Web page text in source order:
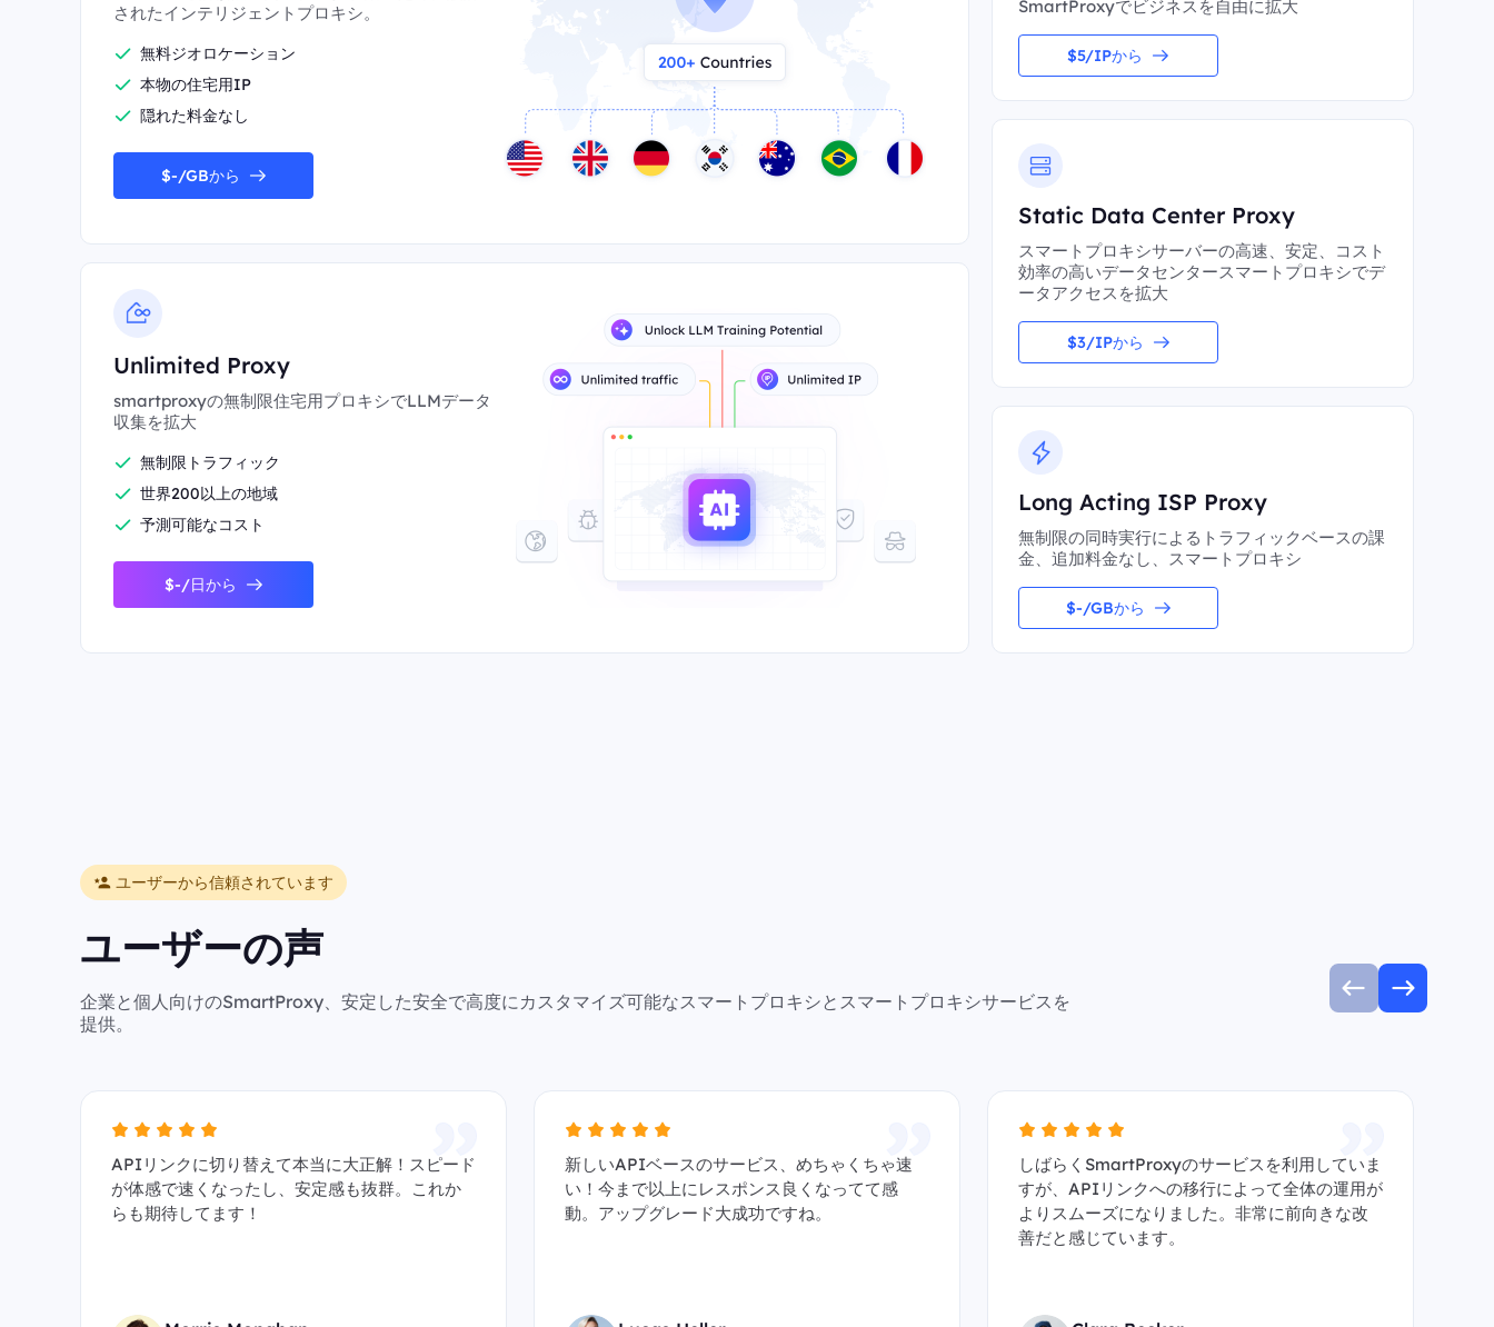
されたインテリジェントプロキシ。
無料ジオロケーション
本物の住宅用IP
隠れた料金なし
$-/GBから
Unlimited Proxy
smartproxyの無制限住宅用プロキシでLLMデータ
収集を拡大
無制限トラフィック
世界200以上の地域
予測可能なコスト
$-/日から
SmartProxyでビジネスを自由に拡大
$5/IPから
Static Data Center Proxy
スマートプロキシサーバーの高速、安定、コスト
効率の高いデータセンタースマートプロキシでデ
ータアクセスを拡大
$3/IPから
Long Acting ISP Proxy
無制限の同時実行によるトラフィックベースの課
金、追加料金なし、スマートプロキシ
$-/GBから
ユーザーから信頼されています
ユーザーの声
企業と個人向けのSmartProxy、安定した安全で高度にカスタマイズ可能なスマートプロキシとスマートプロキシサービスを
提供。
APIリンクに切り替えて本当に大正解！スピード
が体感で速くなったし、安定感も抜群。これか
らも期待してます！
新しいAPIベースのサービス、めちゃくちゃ速
い！今まで以上にレスポンス良くなってて感
動。アップグレード大成功ですね。
しばらくSmartProxyのサービスを利用していま
すが、APIリンクへの移行によって全体の運用が
よりスムーズになりました。非常に前向きな改
善だと感じています。